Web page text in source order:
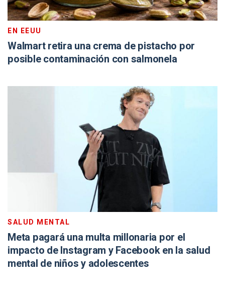
EN EEUU
Walmart retira una crema de pistacho por
posible contaminación con salmonela
SALUD MENTAL
Meta pagará una multa millonaria por el
impacto de Instagram y Facebook en la salud
mental de niños y adolescentes